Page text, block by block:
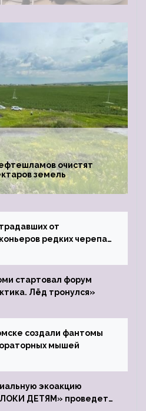
очистят
земель
от
редких черепах
стартовал форум
Лёд тронулся»
создали фантомы
мышей
экоакцию
ДЕТЯМ» проведет